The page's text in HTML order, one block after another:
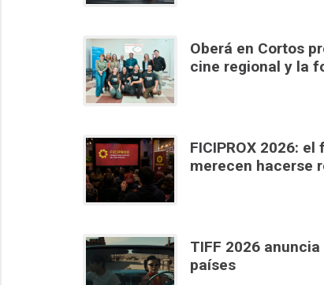
Oberá en Cortos
cine regional y la
FICIPROX 2026:
merecen hacerse
TIFF 2026
países